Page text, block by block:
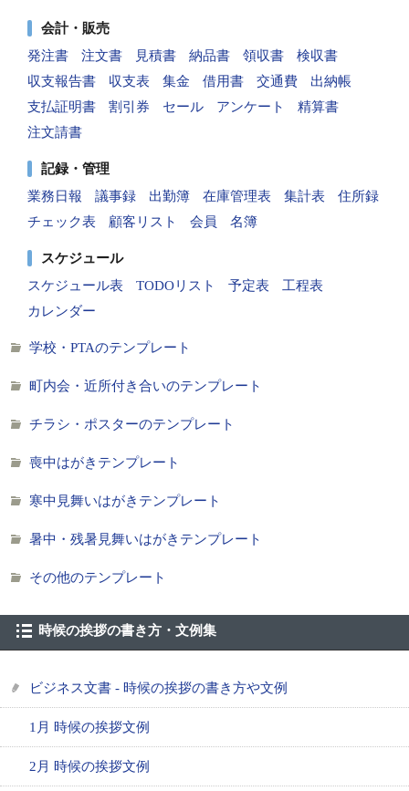
会計・販売
発注書
注文書 見積書 納品書 領収書
検収書
収支報告書
収支表 集金 借用書 交通費
出納帳
支払証明書
割引券 セール アンケート
精算書
注文請書
記録・管理
業務日報
議事録 出勤簿 在庫管理表 集計表
住所録
チェック表
顧客リスト 会員 名簿
スケジュール
スケジュール表
TODOリスト 予定表
工程表
カレンダー
学校・PTAのテンプレート
町内会・近所付き合いのテンプレート
チラシ・ポスターのテンプレート
喪中はがきテンプレート
寒中見舞いはがきテンプレート
暑中・残暑見舞いはがきテンプレート
その他のテンプレート
時候の挨拶の書き方・文例集
ビジネス文書 - 時候の挨拶の書き方や文例
1月 時候の挨拶文例
2月 時候の挨拶文例